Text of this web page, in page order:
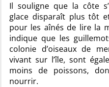
Il souligne que la côte
glace disparaît plus tôt
pour les aînés de lire la
indique que les
colonie d’oiseaux de
vivant sur l’île, sont
moins de poissons,
nourrir.